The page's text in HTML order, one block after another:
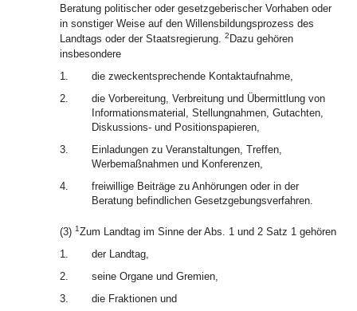
Beratung politischer oder gesetzgeberischer Vorhaben oder
in sonstiger Weise auf den Willensbildungsprozess des
Landtags oder der Staatsregierung. 2 Dazu gehören
insbesondere
1.
die zweckentsprechende Kontaktaufnahme,
2.
die Vorbereitung, Verbreitung und Übermittlung von
Informationsmaterial, Stellungnahmen, Gutachten,
Diskussions- und Positionspapieren,
3.
Einladungen zu Veranstaltungen, Treffen,
Werbemaßnahmen und Konferenzen,
4.
freiwillige Beiträge zu Anhörungen oder in der
Beratung befindlichen Gesetzgebungsverfahren.
(3) 1Zum Landtag im Sinne der Abs. 1 und 2 Satz 1 gehören
1.
der Landtag,
2.
seine Organe und Gremien,
3.
die Fraktionen und